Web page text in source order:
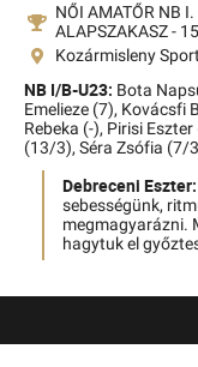
NŐI AMATŐR NB
ALAPSZAKASZ -
Kozármisleny
NB I/B-U23: Bota
Emelieze (7), Kovácsfi
Rebeka (-), Pirisi
(13/3), Séra Zsófia (7/
Debreceni Eszter:
sebességünk,
megmagyarázni.
hagytuk el